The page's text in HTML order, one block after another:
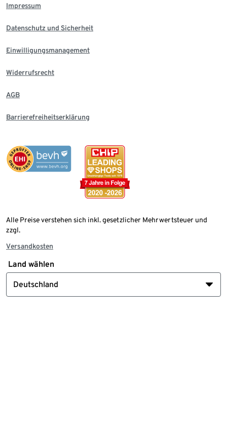
Impressum
Datenschutz und Sicherheit
Einwilligungsmanagement
Widerrufsrecht
AGB
Barrierefreiheitserklärung
Alle Preise verstehen sich inkl. gesetzlicher Mehrwertsteuer und
zzgl.
Versandkosten
Land wählen
Deutschland